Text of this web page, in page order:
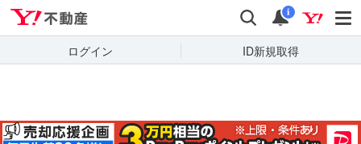
検索 通知
i
ログイン ID新規取得
キーワードで
質問を探す